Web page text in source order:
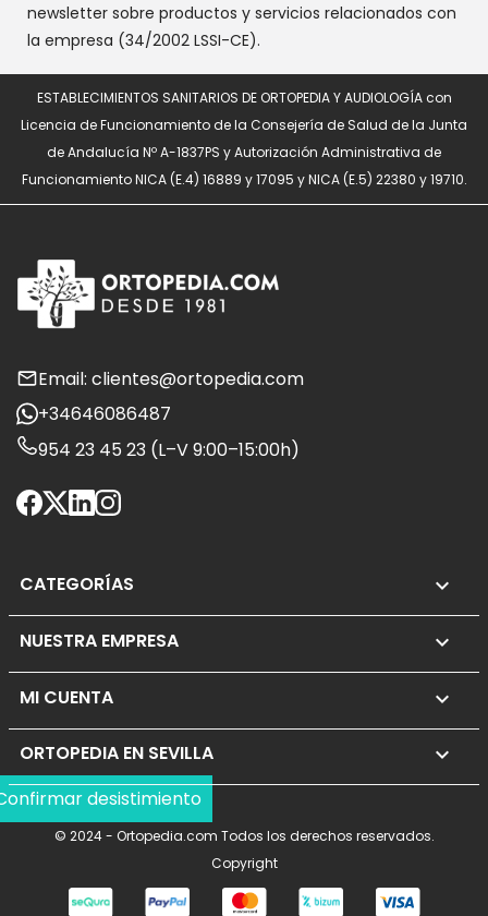
newsletter sobre productos y servicios relacionados con
la empresa (34/2002 LSSI-CE).
ESTABLECIMIENTOS SANITARIOS DE ORTOPEDIA Y AUDIOLOGÍA con
Licencia de Funcionamiento de la Consejería de Salud de la Junta
de Andalucía Nº A-1837PS y Autorización Administrativa de
Funcionamiento NICA (E.4) 16889 y 17095 y NICA (E.5) 22380 y 19710.
Email: clientes@ortopedia.com
+34646086487
954 23 45 23 (L–V 9:00–15:00h)
CATEGORÍAS 
NUESTRA EMPRESA 
MI CUENTA 
ORTOPEDIA EN SEVILLA keyboard_arrow_down
desistimiento
© 2024 - Ortopedia.com Todos los derechos reservados.
Copyright